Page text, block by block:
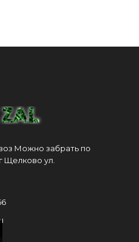
Можно забрать по
Щелково ул.